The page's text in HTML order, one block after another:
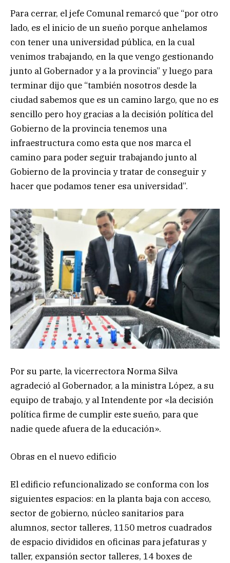
Para cerrar, el jefe Comunal remarcó que “por otro
lado, es el inicio de un sueño porque anhelamos
con tener una universidad pública, en la cual
venimos trabajando, en la que vengo gestionando
junto al Gobernador y a la provincia” y luego para
terminar dijo que “también nosotros desde la
ciudad sabemos que es un camino largo, que no es
sencillo pero hoy gracias a la decisión política del
Gobierno de la provincia tenemos una
infraestructura como esta que nos marca el
camino para poder seguir trabajando junto al
Gobierno de la provincia y tratar de conseguir y
hacer que podamos tener esa universidad”.
Por su parte, la vicerrectora Norma Silva
agradeció al Gobernador, a la ministra López, a su
equipo de trabajo, y al Intendente por «la decisión
política firme de cumplir este sueño, para que
nadie quede afuera de la educación».
Obras en el nuevo edificio
El edificio refuncionalizado se conforma con los
siguientes espacios: en la planta baja con acceso,
sector de gobierno, núcleo sanitarios para
alumnos, sector talleres, 1150 metros cuadrados
de espacio divididos en oficinas para jefaturas y
taller, expansión sector talleres, 14 boxes de